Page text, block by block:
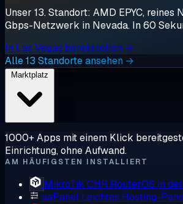
Unser 13. Standort: AMD EPYC, reines
Gbps-Netzwerk in Nevada. In 60
In Las Vegas bereitstellen →
Alle 13 Standorte ansehen →
1000+ Apps mit einem Klick
Einrichtung, ohne Aufwand.
AM HÄUFIGSTEN INSTALLIERT
MikroTik CHR RouterOS in
aaPanel Leichtes Hosting-